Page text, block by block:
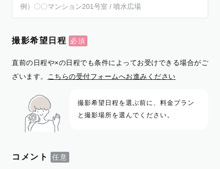
撮影希望日程
直前の日程や×の日程でも条件によってお受けできる場合がご
ざいます。
こちらの受付フォームへお進みください
撮影希望日程を選ぶ前に、料金プラン
と撮影場所を選んでください。
コメント